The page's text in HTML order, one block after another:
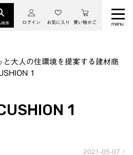
検索 ログイン お気に入り 買い物かご
大人の住環境を提案する建材商
1
1
2021-05-07 /